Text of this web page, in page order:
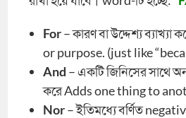
For– কারণ বা উদ্দেশ্য
or purpose. (just like
And – একটি জিনিসের সাথে
করে Adds one thing to
Nor– ইতিমধ্যে বর্ণিত